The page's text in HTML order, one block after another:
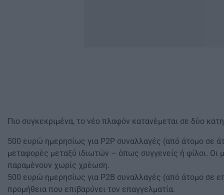
Πιο συγκεκριμένα, το νέο πλαφόν κατανέμεται σε δύο
500 ευρώ ημερησίως για P2P συναλλαγές (από άτομο σε
μεταφορές μεταξύ ιδιωτών – όπως συγγενείς ή φίλοι. Οι
παραμένουν χωρίς χρέωση.
500 ευρώ ημερησίως για P2B συναλλαγές (από άτομο σε
προμήθεια που επιβαρύνει τον επαγγελματία.